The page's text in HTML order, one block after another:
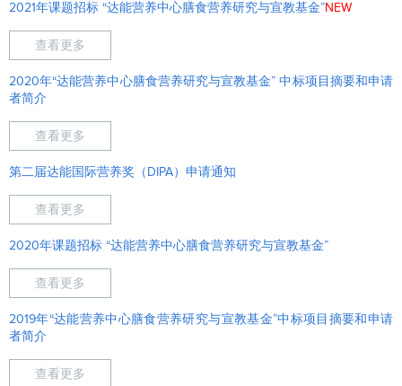
2021年课题招标 “达能营养中心膳食营养研究与宣教基金”NEW
查看更多
2020年“达能营养中心膳食营养研究与宣教基金” 中标项目摘要和申请
者简介
查看更多
第二届达能国际营养奖（DIPA）申请通知
查看更多
2020年课题招标 “达能营养中心膳食营养研究与宣教基金”
查看更多
2019年“达能营养中心膳食营养研究与宣教基金”中标项目摘要和申请
者简介
查看更多